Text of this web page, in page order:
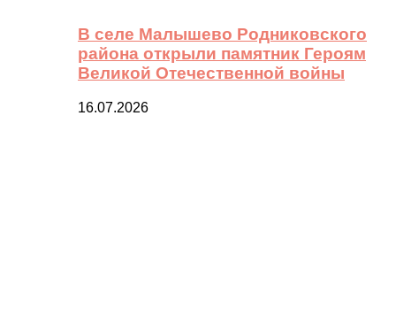
В селе Малышево Родниковского
района открыли памятник Героям
Великой Отечественной войны
16.07.2026